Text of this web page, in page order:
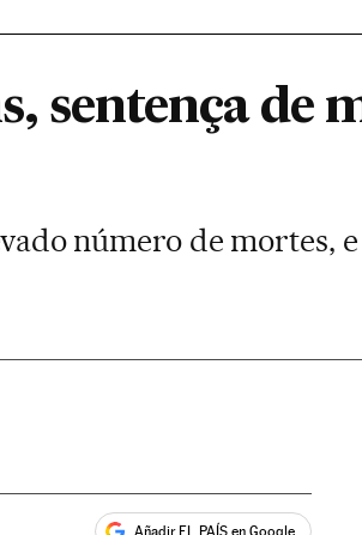
sentença de
número de mortes,
Añadir EL PAÍS en Google